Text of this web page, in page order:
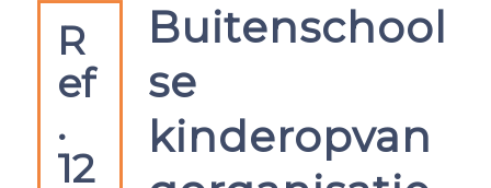
R
ef
.
12
Buitenschool
se
kinderopvan